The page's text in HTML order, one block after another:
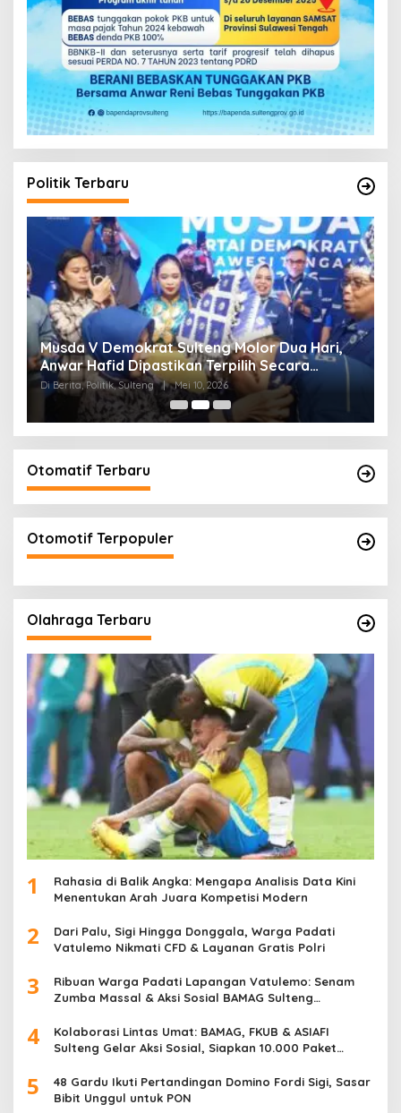
Politik Terbaru
Musda V Demokrat Sulteng Molor Dua Hari,
Anwar Hafid Dipastikan Terpilih Secara
Aklamasi
Di Berita, Politik, Sulteng | Mei 10, 2026
Otomatif Terbaru
Otomotif Terpopuler
Olahraga Terbaru
1
Rahasia di Balik Angka: Mengapa Analisis Data Kini
Menentukan Arah Juara Kompetisi Modern
2
Dari Palu, Sigi Hingga Donggala, Warga Padati
Vatulemo Nikmati CFD & Layanan Gratis Polri
3
Ribuan Warga Padati Lapangan Vatulemo: Senam
Zumba Massal & Aksi Sosial BAMAG Sulteng
4
Kolaborasi Lintas Umat: BAMAG, FKUB & ASIAFI
Sulteng Gelar Aksi Sosial, Siapkan 10.000 Paket
5
48 Gardu Ikuti Pertandingan Domino Fordi Sigi, Sasar
Bibit Unggul untuk PON